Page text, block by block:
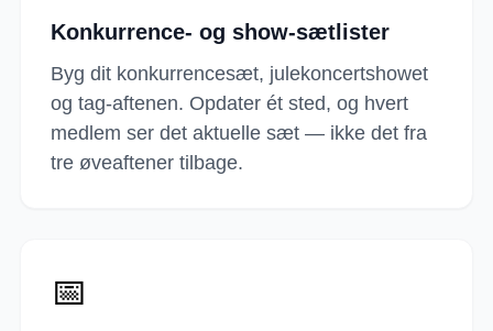
Konkurrence- og show-sætlister
Byg dit konkurrencesæt, julekoncertshowet
og tag-aftenen. Opdater ét sted, og hvert
medlem ser det aktuelle sæt — ikke det fra
tre øveaftener tilbage.
📅